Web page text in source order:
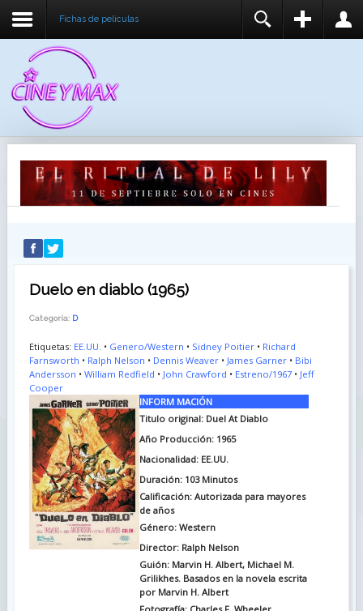
Fichas de peliculas
RECUÉRDEME
IDENTIFICARSE
REGISTER
Duelo en diablo (1965)
Categoría: D
Etiquetas: EE.UU. • Genero/Western • Sidney Poitier• Richard
Farnsworth • Ralph Nelson • Dennis Weaver• James Garner• Bibi
Andersson • William Redfield • John Crawford • Estreno/1967• Jeff
Cooper
INFORM MACIÓN
Titulo original: Duel At Diablo
Año Producción: 1965
Nacionalidad: EE.UU.
Duración: 103 Minutos
Calificación: Autorizada para mayores
de años
Género: Western
Director: Ralph Nelson
Guión: Marvin H. Albert, Michael M.
Grilikhes. Basados en la novela escrita
por Marvin H. Albert